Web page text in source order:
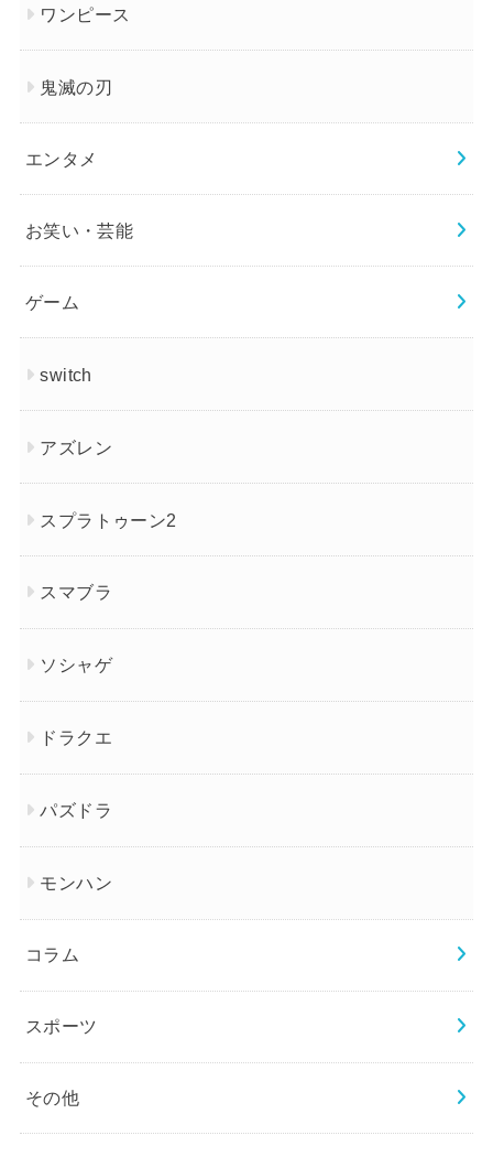
ワンピース
鬼滅の刃
エンタメ
お笑い・芸能
ゲーム
switch
アズレン
スプラトゥーン2
スマブラ
ソシャゲ
ドラクエ
パズドラ
モンハン
コラム
スポーツ
その他